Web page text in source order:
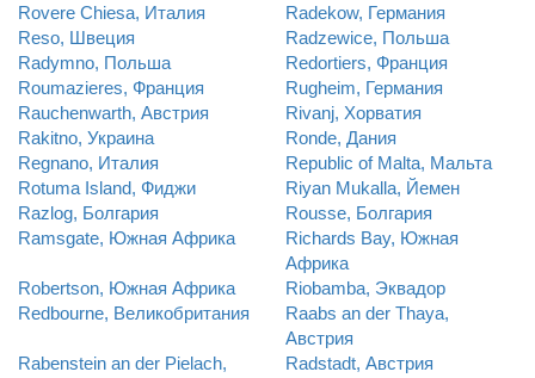
Rovere Chiesa, Италия
Radekow, Германия
Reso, Швеция
Radzewice, Польша
Radymno, Польша
Redortiers, Франция
Roumazieres, Франция
Rugheim, Германия
Rauchenwarth, Австрия
Rivanj, Хорватия
Rakitno, Украина
Ronde, Дания
Regnano, Италия
Republic of Malta, Мальта
Rotuma Island, Фиджи
Riyan Mukalla, Йемен
Razlog, Болгария
Rousse, Болгария
Ramsgate, Южная Африка
Richards Bay, Южная
Африка
Robertson, Южная Африка
Riobamba, Эквадор
Redbourne, Великобритания
Raabs an der Thaya,
Австрия
Rabenstein an der Pielach,
Radstadt, Австрия